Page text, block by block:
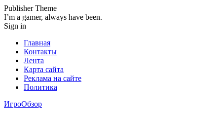
Publisher Theme
I’m a gamer, always have been.
Sign in
Главная
Контакты
Лента
Карта сайта
Реклама на сайте
Политика
ИгроОбзор